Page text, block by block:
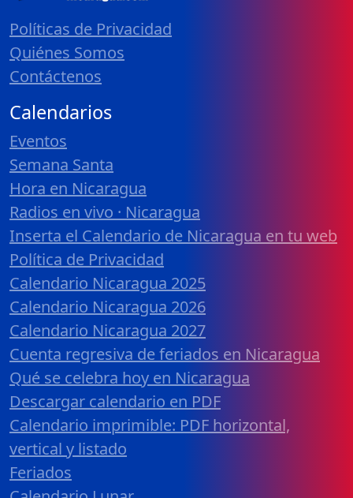
Políticas de Privacidad
Quiénes Somos
Contáctenos
Calendarios
Eventos
Semana Santa
Hora en Nicaragua
Radios en vivo · Nicaragua
Inserta el Calendario de Nicaragua en tu web
Política de Privacidad
Calendario Nicaragua 2025
Calendario Nicaragua 2026
Calendario Nicaragua 2027
Cuenta regresiva de feriados en Nicaragua
Qué se celebra hoy en Nicaragua
Descargar calendario en PDF
Calendario imprimible: PDF horizontal,
vertical y listado
Feriados